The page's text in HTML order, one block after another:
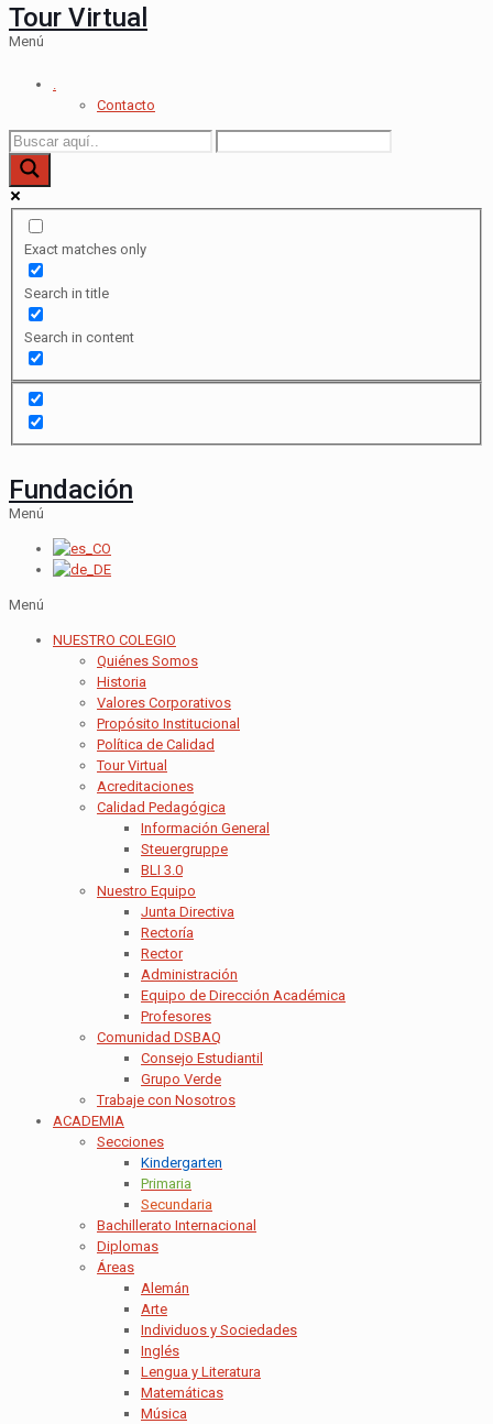
Tour Virtual
Menú
.
Contacto
Exact matches only
Search in title
Search in content
Fundación
Menú
Menú
NUESTRO COLEGIO
Quiénes Somos
Historia
Valores Corporativos
Propósito Institucional
Política de Calidad
Tour Virtual
Acreditaciones
Calidad Pedagógica
Información General
Steuergruppe
BLI 3.0
Nuestro Equipo
Junta Directiva
Rectoría
Rector
Administración
Equipo de Dirección Académica
Profesores
Comunidad DSBAQ
Consejo Estudiantil
Grupo Verde
Trabaje con Nosotros
ACADEMIA
Secciones
Kindergarten
Primaria
Secundaria
Bachillerato Internacional
Diplomas
Áreas
Alemán
Arte
Individuos y Sociedades
Inglés
Lengua y Literatura
Matemáticas
Música